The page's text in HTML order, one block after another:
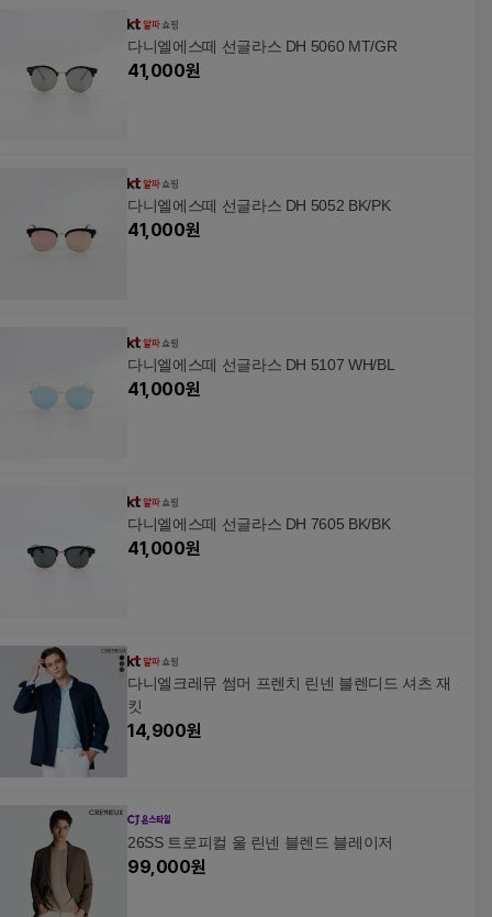
다니엘에스떼 선글라스 DH 5060 MT/GR
41,000원
다니엘에스떼 선글라스 DH 5052 BK/PK
41,000원
다니엘에스떼 선글라스 DH 5107 WH/BL
41,000원
다니엘에스떼 선글라스 DH 7605 BK/BK
41,000원
다니엘크레뮤 썸머 프렌치 린넨 블렌디드 셔츠 재
킷
14,900원
26SS 트로피컬 울 린넨 블렌드 블레이저
99,000원